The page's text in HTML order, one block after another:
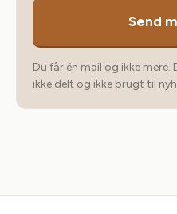
Send
Du får én mail og ikke mere.
ikke delt og ikke brugt til